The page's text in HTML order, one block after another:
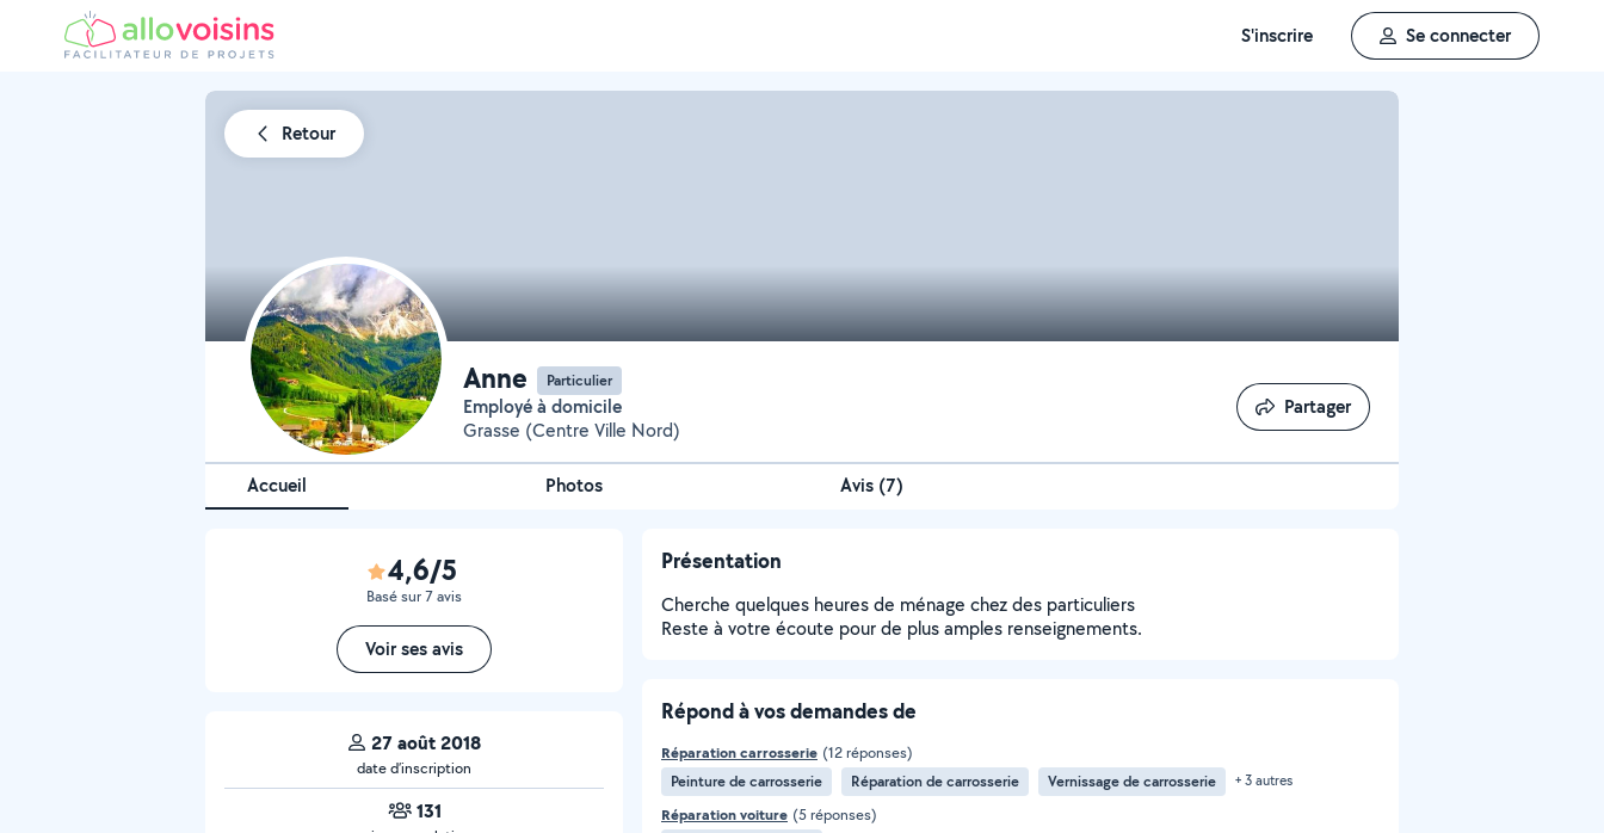
S'inscrire Se connecter
Retour
Anne Particulier
Employé à domicile
Grasse (Centre Ville Nord)
Partager
Partager
Accueil Photos Avis (7)
4,6/5
Basé sur 7 avis
Voir ses avis
27 août 2018
date d’inscription
131
Présentation
Cherche quelques heures de ménage chez des particuliers
Reste à votre écoute pour de plus amples renseignements.
Répond à vos demandes de
Réparation carrosserie (12 réponses)
Peinture de carrosserie
Réparation de carrosserie Vernissage de carrosserie + 3 autres
Réparation voiture (5 réponses)